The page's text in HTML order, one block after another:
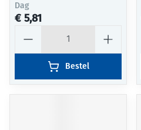
Dag
€ 5,81
Bestel